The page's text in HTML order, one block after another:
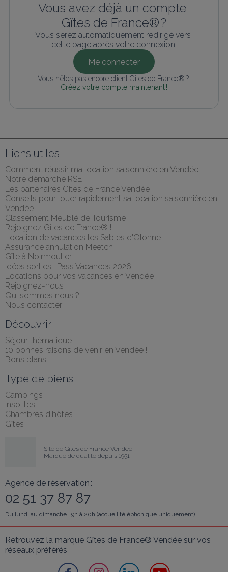
Vous avez déjà un compte
Gîtes de France® ?
Vous serez automatiquement redirigé vers
cette page après votre connexion.
Me connecter
Vous n’êtes pas encore client Gîtes de France® ?
Créez votre compte maintenant !
Liens utiles
Comment réussir ma location saisonnière en Vendée
Notre démarche RSE
Les partenaires Gites de France Vendée
Conseils pour louer rapidement sa location saisonnière en
Vendée
Classement Meublé de Tourisme
Rejoignez Gîtes de France® !
Location de vacances les Sables d'Olonne
Assurance annulation Meetch
Gîte à Noirmoutier
Idées sorties : Pass Vacances 2026
Locations pour vos vacances en Vendée
Rejoignez-nous
Qui sommes nous ?
Nous contacter
Découvrir
Séjour thématique
10 bonnes raisons de venir en Vendée !
Bons plans
Type de biens
Campings
Insolites
Chambres d'hôtes
Gîtes
Site de Gîtes de France Vendée
Marque de qualité depuis 1951
Agence de réservation :
02 51 37 87 87
Du lundi au dimanche : 9h à 20h (accueil téléphonique uniquement).
Retrouvez la marque Gîtes de France® Vendée sur vos
réseaux préférés